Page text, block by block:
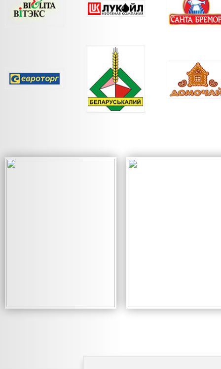
небольшие расходы на фундамент по принципу
здание». Вполне хватит выполнения фундамента
возможность сэкономить на отделке внутренних
чем срок на строительство каркаса
если работы осуществляются в холодный сезон, то
на экономии для прогрева строительной зоны
Мы хотим Вам предложить свои услуги по организации
того, мы рекомендуем изготовление металлического
возможность расслабиться и быть уверенным в качестве